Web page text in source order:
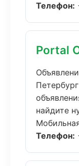
Телефон:
Portal
Петербург
найдите
Телефон: